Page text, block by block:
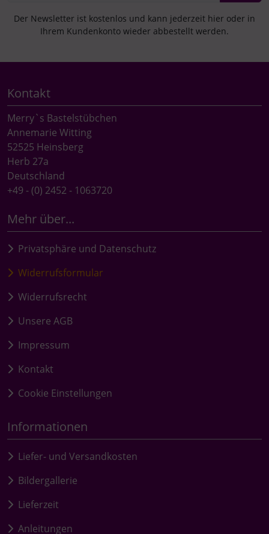
Der Newsletter ist kostenlos und kann jederzeit hier oder in
Ihrem Kundenkonto wieder abbestellt werden.
Kontakt
Merry`s Bastelstübchen
Annemarie Witting
52525 Heinsberg
Herb 27a
Deutschland
+49 - (0) 2452 - 1063720
Mehr über...
Privatsphäre und Datenschutz
Widerrufsformular
Widerrufsrecht
Unsere AGB
Impressum
Kontakt
Cookie Einstellungen
Informationen
Liefer- und Versandkosten
Bildergallerie
Lieferzeit
Anleitungen